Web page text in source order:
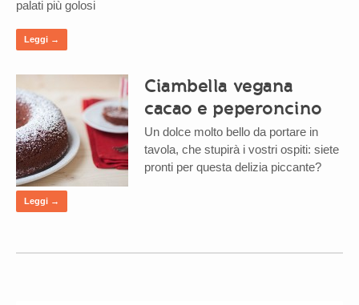
palati più golosi
Leggi →
Ciambella vegana
cacao e peperoncino
Un dolce molto bello da portare in
tavola, che stupirà i vostri ospiti: siete
pronti per questa delizia piccante?
Leggi →